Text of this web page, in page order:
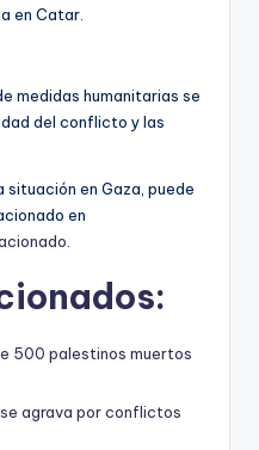
en Catar.
medidas humanitarias se
del conflicto y las
situación en Gaza, puede
en
.
500 palestinos muertos
agrava por conflictos